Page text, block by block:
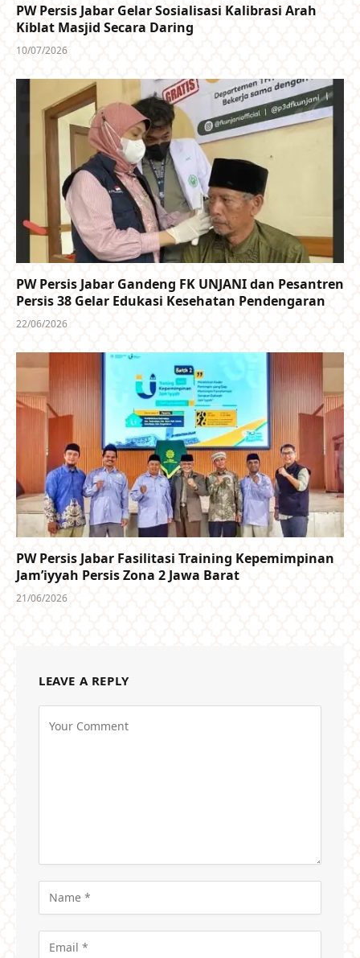
PW Persis Jabar Gelar Sosialisasi Kalibrasi Arah
Kiblat Masjid Secara Daring
10/07/2026
PW Persis Jabar Gandeng FK UNJANI dan Pesantren
Persis 38 Gelar Edukasi Kesehatan Pendengaran
22/06/2026
PW Persis Jabar Fasilitasi Training Kepemimpinan
Jam’iyyah Persis Zona 2 Jawa Barat
21/06/2026
LEAVE A REPLY